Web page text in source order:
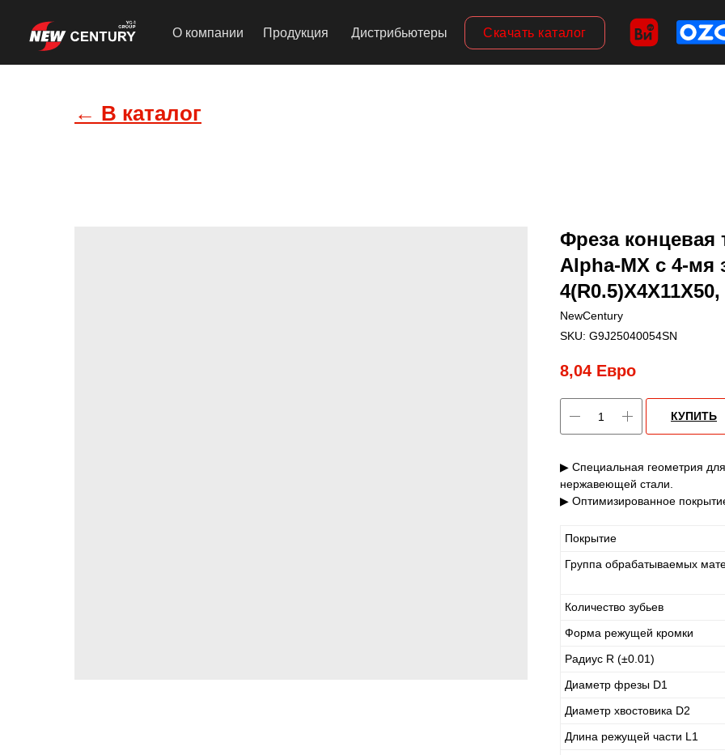
Скачать каталог
О компании Продукция Дистрибьютеры
← В каталог
Фреза концевая
Alpha-MX c 4-мя
NewCentury
SKU: G9J25040054SN
8,04 Евро
КУПИТЬ
▶ Специальная геометрия
нержавеющей стали.
▶ Оптимизированное
Покрытие
Группа обрабатываемых
Количество зубьев
Форма режущей кромки
Радиус R (±0.01)
Диаметр фрезы D1
Диаметр хвостовика D2
Длина режущей части L1